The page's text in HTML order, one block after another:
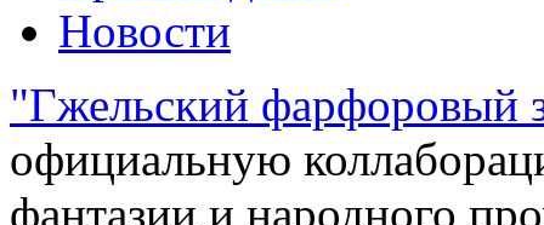
Новости
"Гжельский фарфоровый
официальную
фантазии и народного